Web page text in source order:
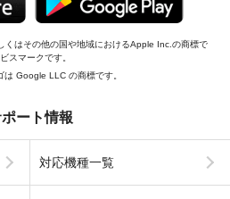
はその他の国や地域におけるApple Inc.の商標で
スマークです。
Google LLC の商標です。
ート情報
対応機種一覧